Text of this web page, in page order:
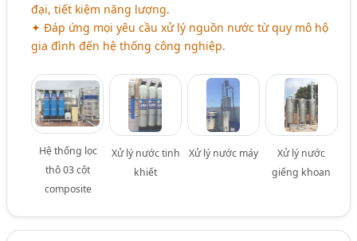
đại, tiết kiệm năng lượng.
✦ Đáp ứng mọi yêu cầu xử lý nguồn nước từ quy mô hộ
gia đình đến hệ thống công nghiệp.
Hệ thống lọc
thô 03 cột
composite
Xử lý nước tinh
khiết
Xử lý nước máy
Xử lý nước
giếng khoan